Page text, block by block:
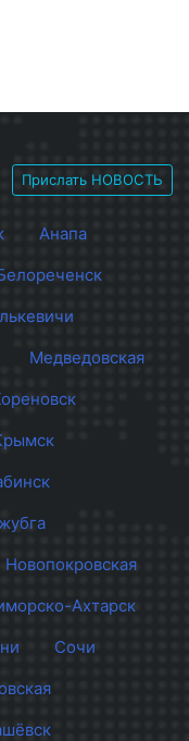
Прислать НОВОСТЬ
Анапа
Медведовская
Новопокровская
Ахтарск
Сочи